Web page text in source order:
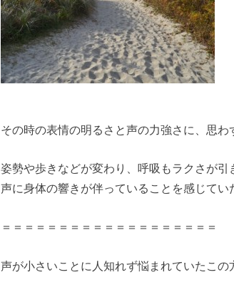
その時の表情の明るさと声の力強さに、思わ
姿勢や歩きなどが変わり、呼吸もラクさが
声に身体の響きが伴っていることを感じてい
＝＝＝＝＝＝＝＝＝＝＝＝＝＝＝＝＝＝＝
声が小さいことに人知れず悩まれていたこの